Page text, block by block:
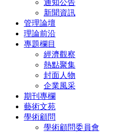
通知公告
新聞資訊
管理論壇
理論前沿
專題欄目
經濟觀察
熱點聚集
封面人物
企業風采
期刊專欄
藝術文苑
學術顧問
學術顧問委員會